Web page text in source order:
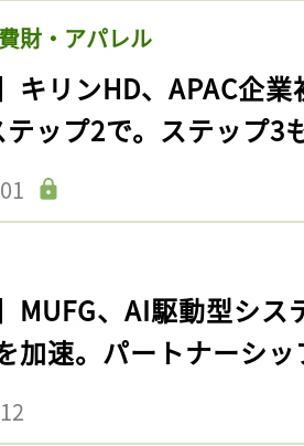
財・アパレル
キリンHD、APAC企
テップ2で。ステップ3
MUFG、AI駆動型シ
加速。パートナーシ